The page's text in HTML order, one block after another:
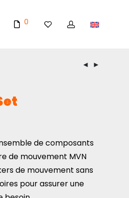
0
de composants
de mouvement MVN
de mouvement sans
pour assurer une